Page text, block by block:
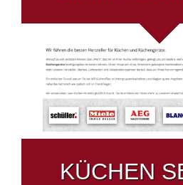
KÜCHEN